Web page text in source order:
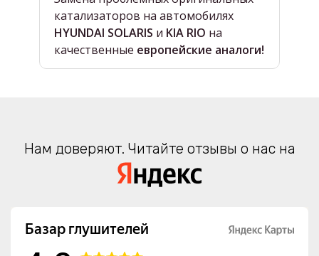
катализаторов на автомобилях
HYUNDAI SOLARIS и KIA RIO на
качественные европейские аналоги!
Нам доверяют. Читайте отзывы о нас на